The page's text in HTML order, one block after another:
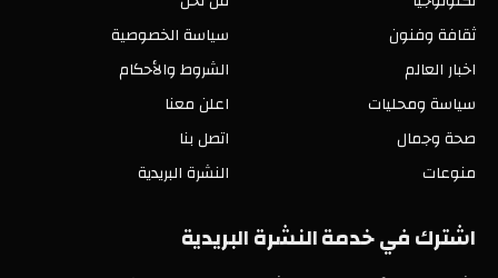
ثقافة وفنون
اخبار العالم
سياسة ومحليات
صحة وجمال
منوعات
سياسة الخصوصية
الشروط والأحكام
اعلن معنا
اتصل بنا
النشرة البريدية
اشترك في خدمة النشرة البريدية